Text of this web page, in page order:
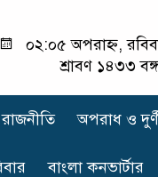
০২:০৫ অপরাহ্ন,
শ্রাবণ ১৪৩৩
রাজনীতি অপরাধ ও
বাংলা কনভার্টার